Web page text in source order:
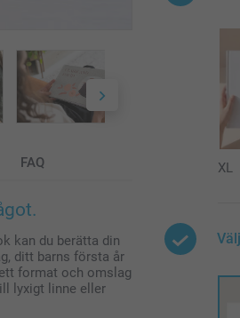
FAQ
kan du berätta din
ditt barns första år
format och omslag
lyxigt linne eller
XL